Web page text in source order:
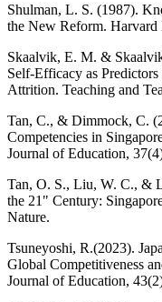
Shulman, L. S. (1987).
the New Reform. Harvard
Skaalvik, E. M. &
Self-Efficacy as
Attrition. Teaching and
Tan, C., & Dimmock, C.
Competencies in
Journal of Education,
Tan, O. S., Liu, W. C., &
the 21" Century:
Nature.
Tsuneyoshi, R.(2023).
Global Competitiveness
Journal of Education,